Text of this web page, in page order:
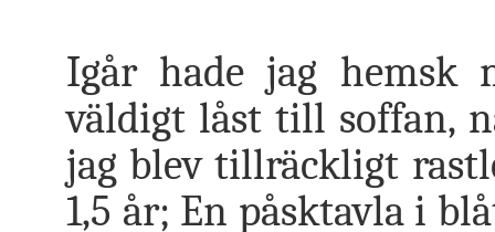
Igår hade jag hemsk
väldigt låst till soffan,
jag blev tillräckligt
1,5 år; En påsktavla i